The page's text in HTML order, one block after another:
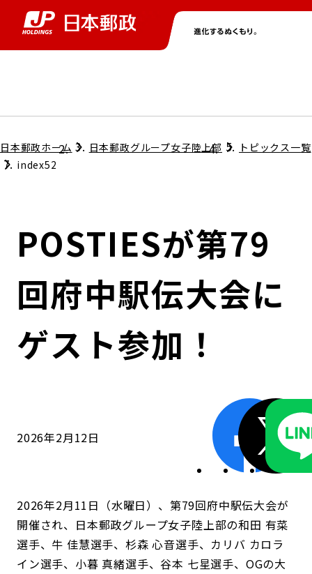
グループ情報トップ
コンプライアンス
ガバナンス
ローカル共創イニシアティブ
株主・投資家情報トップ
個人投資家のみなさまへ
株式情報
ニューストップ
サステナビリティトップ
担当役員メッセージ
サステナビリティマネジメント
採用情報トップ
日本郵政ホーム 日本郵政グループ女子陸上部
トピックス一覧
index52
POSTIESが第79
回府中駅伝大会に
ゲスト参加！
2026年2月12日
2026年2月11日（水曜日）、第79回府中駅伝大会が
開催され、日本郵政グループ女子陸上部の和田 有菜
選手、牛 佳慧選手、杉森 心音選手、カリバ カロラ
イン選手、小暮 真緒選手、谷本 七星選手、OGの大